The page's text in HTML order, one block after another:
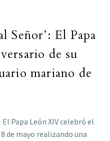
Señor’: El Papa
de su
mariano de
Papa León XIV celebró el
de mayo realizando una